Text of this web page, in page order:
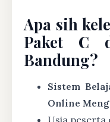
Apa sih
Paket C
Bandung?
Sistem
Online
Usia peserta